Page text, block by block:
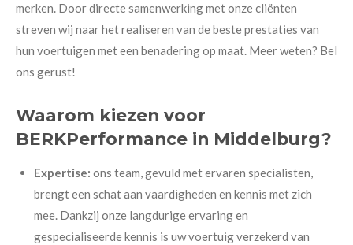
merken. Door directe samenwerking met onze cliënten
streven wij naar het realiseren van de beste prestaties van
hun voertuigen met een benadering op maat. Meer weten? Bel
ons gerust!
Waarom kiezen voor
BERKPerformance in Middelburg?
Expertise: ons team, gevuld met ervaren specialisten,
brengt een schat aan vaardigheden en kennis met zich
mee. Dankzij onze langdurige ervaring en
gespecialiseerde kennis is uw voertuig verzekerd van